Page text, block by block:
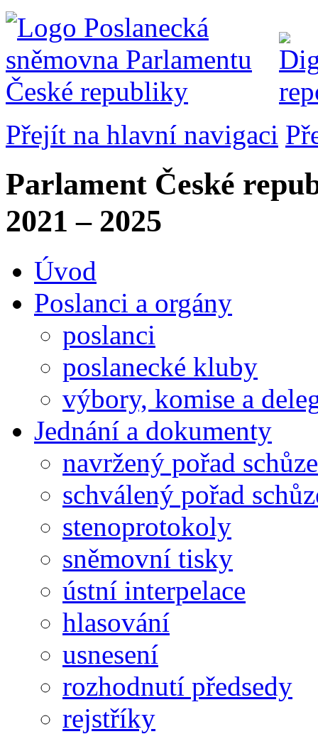
Přejít na hlavní navigaci
Parlament České
2021 – 2025
Úvod
Poslanci a orgány
poslanci
poslanecké kluby
výbory, komise a
Jednání a dokumenty
navržený pořad schůze
schválený pořad
stenoprotokoly
sněmovní tisky
ústní interpelace
hlasování
usnesení
rozhodnutí předsedy
rejstříky